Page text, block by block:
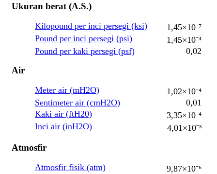
Ukuran berat (A.S.)
Kilopound per inci persegi (ksi)
1,45×10⁻⁷
Pound per inci persegi (psi)
1,45×10⁻⁴
Pound per kaki persegi (psf)
0,02
Air
Meter air (mH2O)
1,02×10⁻⁴
Sentimeter air (cmH2O)
0,01
Kaki air (ftH20)
3,35×10⁻⁴
Inci air (inH2O)
4,01×10⁻³
Atmosfir
Atmosfir fisik (atm)
9,87×10⁻⁶